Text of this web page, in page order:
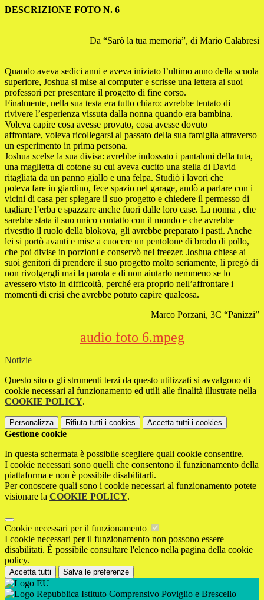
DESCRIZIONE FOTO N. 6
Da “Sarò la tua memoria”, di Mario Calabresi
Quando aveva sedici anni e aveva iniziato l’ultimo anno della scuola
superiore, Joshua si mise al computer e scrisse una lettera ai suoi
professori per presentare il progetto di fine corso.
Finalmente, nella sua testa era tutto chiaro: avrebbe tentato di
rivivere l’esperienza vissuta dalla nonna quando era bambina.
Voleva capire cosa avesse provato, cosa avesse dovuto
affrontare, voleva ricollegarsi al passato della sua famiglia attraverso
un esperimento in prima persona.
Joshua scelse la sua divisa: avrebbe indossato i pantaloni della tuta,
una maglietta di cotone su cui aveva cucito una stella di David
ritagliata da un panno giallo e una felpa. Studiò i lavori che
poteva fare in giardino, fece spazio nel garage, andò a parlare con i
vicini di casa per spiegare il suo progetto e chiedere il permesso di
tagliare l’erba e spazzare anche fuori dalle loro case. La nonna , che
sarebbe stata il suo unico contatto con il mondo e che avrebbe
rivestito il ruolo della blokova, gli avrebbe preparato i pasti. Anche
lei si portò avanti e mise a cuocere un pentolone di brodo di pollo,
che poi divise in porzioni e conservò nel freezer. Joshua chiese ai
suoi genitori di prendere il suo progetto molto seriamente, li pregò di
non rivolgergli mai la parola e di non aiutarlo nemmeno se lo
avessero visto in difficoltà, perché era proprio nell’affrontare i
momenti di crisi che avrebbe potuto capire qualcosa.
Marco Porzani, 3C “Panizzi”
audio foto 6.mpeg
Notizie
Questo sito o gli strumenti terzi da questo utilizzati si avvalgono di
cookie necessari al funzionamento ed utili alle finalità illustrate nella
COOKIE POLICY.
Personalizza Rifiuta tutti i cookies Accetta tutti i cookies
Gestione cookie
In questa schermata è possibile scegliere quali cookie consentire.
I cookie necessari sono quelli che consentono il funzionamento della
piattaforma e non è possibile disabilitarli.
Per conoscere quali sono i cookie necessari al funzionamento potete
visionare la COOKIE POLICY.
Cookie necessari per il funzionamento
I cookie necessari per il funzionamento non possono essere
disabilitati. È possibile consultare l'elenco nella pagina della cookie
policy.
Accetta tutti Salva le preferenze
Istituto Comprensivo Poviglio e Brescello